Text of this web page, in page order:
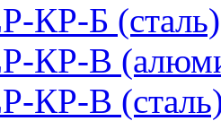
КР-Б (сталь)
КР-В
КР-В